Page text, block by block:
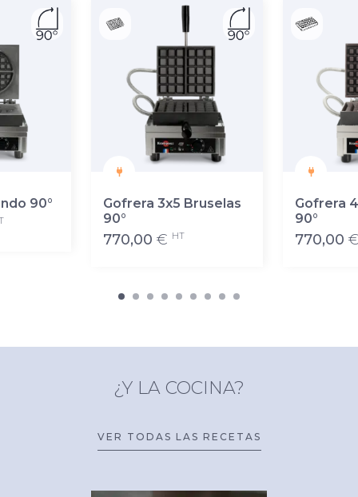
90°
Gofrera 3x5 Bruselas
90°
770,00 € HT
Gofrera
90°
770,00
¿Y LA COCINA?
VER TODAS LAS RECETAS